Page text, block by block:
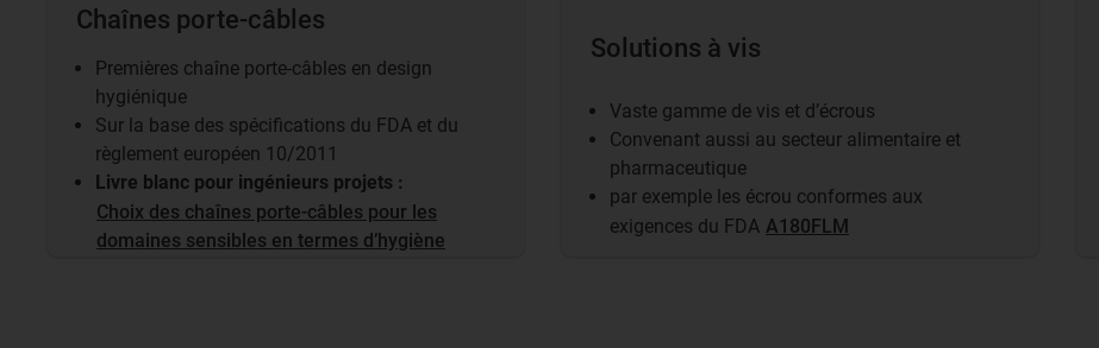
Chaînes porte-câbles
Premières chaîne porte-câbles en design
hygiénique
Sur la base des spécifications du FDA et du
règlement européen 10/2011
Livre blanc pour ingénieurs projets :
Choix des chaînes porte-câbles pour les
domaines sensibles en termes d’hygiène
Solutions à vis
Vaste gamme de vis et d’écrous
Convenant aussi au secteur alimentaire et
pharmaceutique
par exemple les écrou conformes aux
exigences du FDA A180FLM